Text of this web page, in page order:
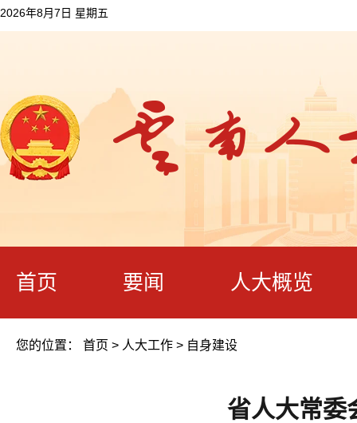
2026年8月7日 星期五
首页 要闻 人大概览
您的位置： 首页 > 人大工作 > 自身建设
省人大常委